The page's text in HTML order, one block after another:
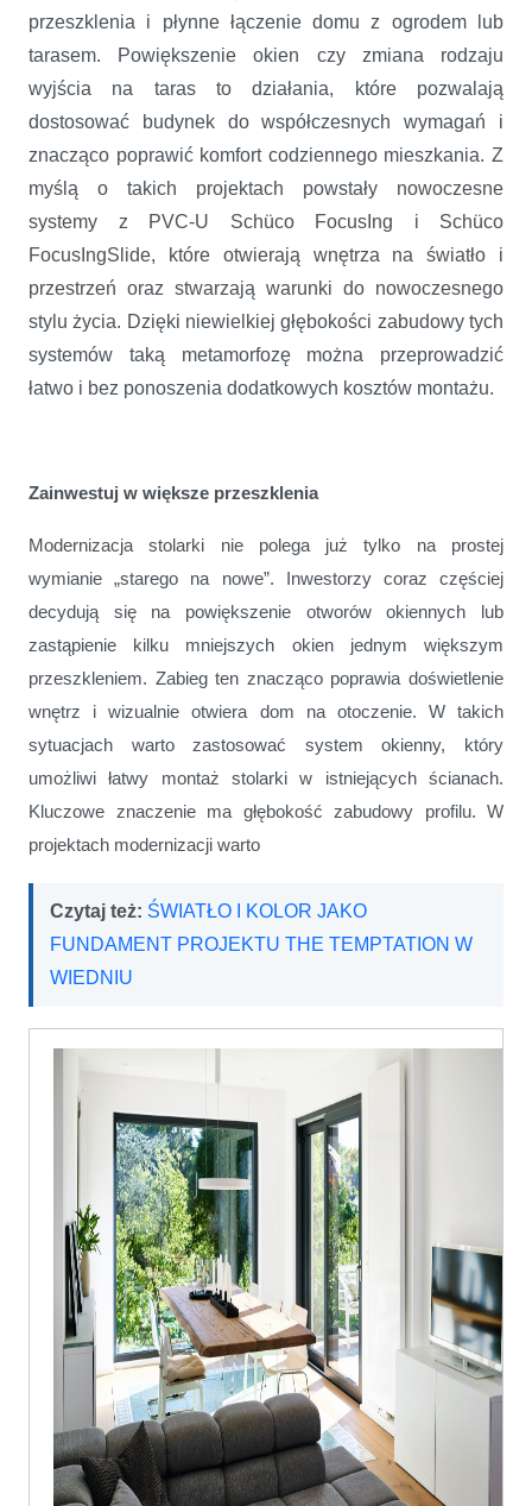
przeszklenia i płynne łączenie domu z ogrodem lub
tarasem. Powiększenie okien czy zmiana rodzaju
wyjścia na taras to działania, które pozwalają
dostosować budynek do współczesnych wymagań i
znacząco poprawić komfort codziennego mieszkania. Z
myślą o takich projektach powstały nowoczesne
systemy z PVC-U Schüco FocusIng i Schüco
FocusIngSlide, które otwierają wnętrza na światło i
przestrzeń oraz stwarzają warunki do nowoczesnego
stylu życia. Dzięki niewielkiej głębokości zabudowy tych
systemów taką metamorfozę można przeprowadzić
łatwo i bez ponoszenia dodatkowych kosztów montażu.
Zainwestuj w większe przeszklenia
Modernizacja stolarki nie polega już tylko na prostej
wymianie „starego na nowe”. Inwestorzy coraz częściej
decydują się na powiększenie otworów okiennych lub
zastąpienie kilku mniejszych okien jednym większym
przeszkleniem. Zabieg ten znacząco poprawia doświetlenie
wnętrz i wizualnie otwiera dom na otoczenie. W takich
sytuacjach warto zastosować system okienny, który
umożliwi łatwy montaż stolarki w istniejących ścianach.
Kluczowe znaczenie ma głębokość zabudowy profilu. W
projektach modernizacji warto
Czytaj też: ŚWIATŁO I KOLOR JAKO
FUNDAMENT PROJEKTU THE TEMPTATION W
WIEDNIU